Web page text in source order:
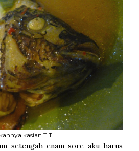
kasian T.T
setengah enam sore aku harus